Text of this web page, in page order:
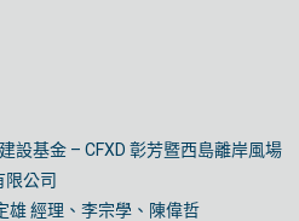
設基金 – CFXD 彰芳暨西島離岸風場
限公司
雄 經理、 李宗學 、陳偉哲